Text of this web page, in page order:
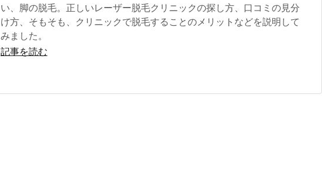
い、脚の脱毛。正しいレーザー脱毛クリニックの探し方、口コミの見分
け方、そもそも、クリニックで脱毛することのメリットなどを説明して
みました。
記事を読む